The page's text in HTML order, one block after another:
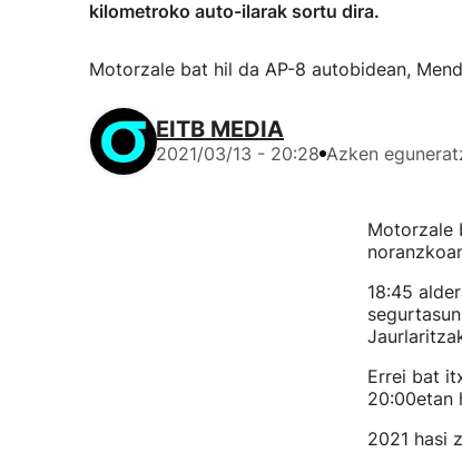
kilometroko auto-ilarak sortu dira.
Motorzale bat hil da AP-8 autobidean,
EITB MEDIA
2021/03/13 - 20:28 Azken
Motorzale
18:45
Errei bat
20:00etan
2021 hasi